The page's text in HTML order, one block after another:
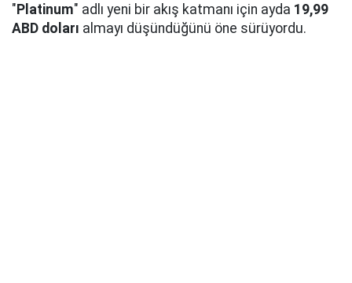
" Platinum" adlı yeni bir akış katmanı için ayda 19,99
ABD doları almayı düşündüğünü öne sürüyordu.